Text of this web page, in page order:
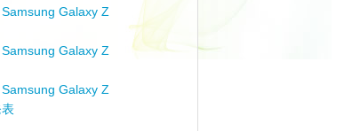
Galaxy Z
Galaxy Z
Galaxy Z